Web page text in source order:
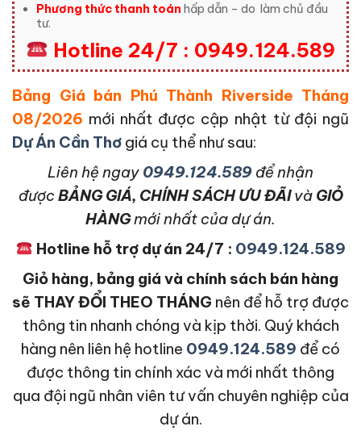
Phương thức thanh toán hấp dẫn – do làm chủ đầu
tư.
Hotline 24/7 : 0949.124.589
Bảng Giá bán Phú Thành Riverside Tháng
08/2026 mới nhất được cập nhật từ đội ngũ
Dự Án Cần Thơ giá cụ thể như sau:
Liên hệ ngay 0949.124.589 để nhận
được BẢNG GIÁ, CHÍNH SÁCH ƯU ĐÃIvàGIỎ
HÀNGmới nhất của dự án.
Hotline hỗ trợ dự án 24/7 : 0949.124.589
Giỏ hàng, bảng giá và chính sách bán hàng
sẽ THAY ĐỔI THEO THÁNG nên để hỗ trợ được
thông tin nhanh chóng và kịp thời. Quý khách
hàng nên liên hệ hotline 0949.124.589 để có
được thông tin chính xác và mới nhất thông
qua đội ngũ nhân viên tư vấn chuyên nghiệp của
dự án.